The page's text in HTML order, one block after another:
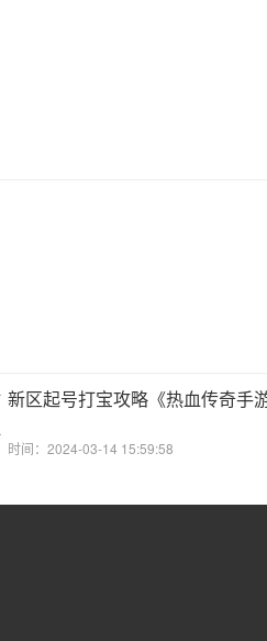
新区起号打宝攻略《热血传奇手
时间：2024-03-14 15:59:58